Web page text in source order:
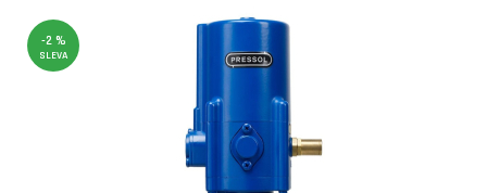
-2 %
SLEVA